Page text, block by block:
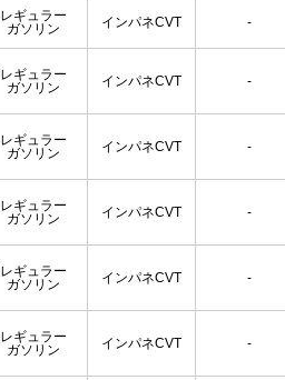
レギュラー
ガソリン
インパネCVT -
レギュラー
ガソリン
インパネCVT -
レギュラー
ガソリン
インパネCVT -
レギュラー
ガソリン
インパネCVT -
レギュラー
ガソリン
インパネCVT -
レギュラー
ガソリン
インパネCVT -